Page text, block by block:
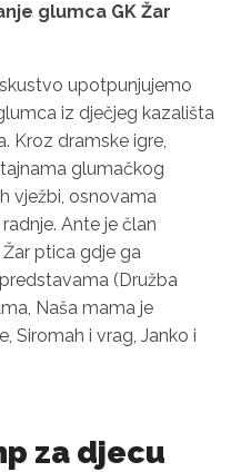
glumca GK Žar
upotpunjujemo
iz dječjeg kazališta
Kroz dramske igre,
glumačkog
vježbi, osnovama
Ante je član
ptica gdje ga
(Družba
Naša mama je
Siromah i vrag, Janko i
za djecu